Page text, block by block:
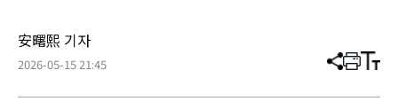
安曙熙 기자
2026-05-15 21:45 分
章
打 调
小